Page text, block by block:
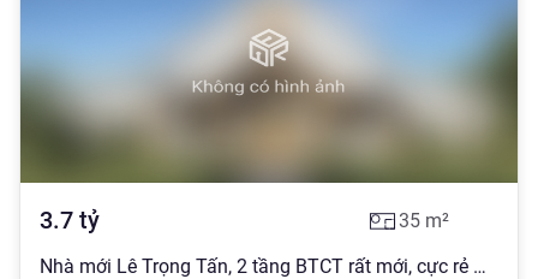
3.7 tỷ 35 m²
Nhà mới Lê Trọng Tấn, 2 tầng BTCT rất mới, cực rẻ NHỈNH 3 tỷ Bán Gấp